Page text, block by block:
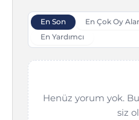
En Son En Çok Oy
En Yardımcı
Henüz yorum yok.
siz